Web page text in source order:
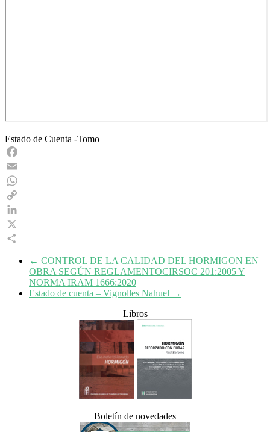
Estado de Cuenta -Tomo
Facebook
Email
WhatsApp
Copy
Link
LinkedIn
X
← CONTROL DE LA CALIDAD DEL HORMIGON EN
OBRA SEGÚN REGLAMENTOCIRSOC 201:2005 Y
NORMA IRAM 1666:2020
Estado de cuenta – Vignolles Nahuel →
Libros
Boletín de novedades